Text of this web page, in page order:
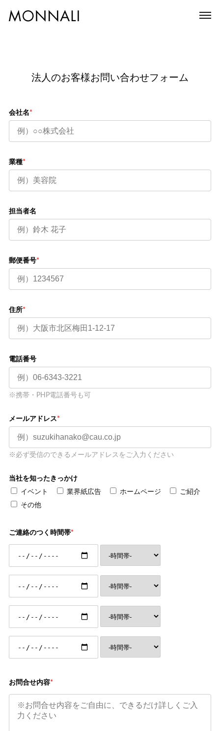
法人のお客様お問い合わせフォーム
会社名*
業種*
担当者名
郵便番号*
住所*
電話番号
※携帯・PHP電話番号も可
メールアドレス*
※必ず受信のできるメールアドレスをご入力ください
当社を知ったきっかけ
イベント
業界紙広告 ホームページ
ご紹介
その他
ご連絡のつく時間帯*
お問合せ内容*